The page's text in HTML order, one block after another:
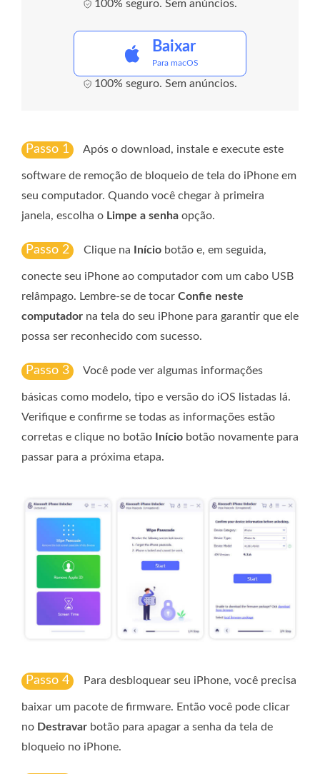
100% seguro. Sem anúncios.
Baixar
Para macOS
100% seguro. Sem anúncios.
Passo 1 Após o download, instale e execute este
software de remoção de bloqueio de tela do iPhone em
seu computador. Quando você chegar à primeira
janela, escolha o Limpe a senha opção.
Passo 2 Clique na Início botão e, em seguida,
conecte seu iPhone ao computador com um cabo USB
relâmpago. Lembre-se de tocar Confie neste
computador na tela do seu iPhone para garantir que ele
possa ser reconhecido com sucesso.
Passo 3 Você pode ver algumas informações
básicas como modelo, tipo e versão do iOS listadas lá.
Verifique e confirme se todas as informações estão
corretas e clique no botão
Início botão novamente para
passar para a próxima etapa.
Passo 4 Para desbloquear seu iPhone, você precisa
baixar um pacote de firmware. Então você pode clicar
no Destravar botão para apagar a senha da tela de
bloqueio no iPhone.